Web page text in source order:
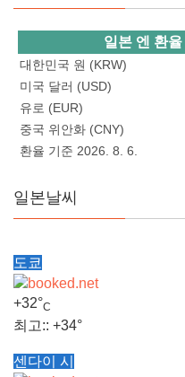
일본 엔 환율
대한민국 원 (KRW)
미국 달러 (USD)
유로 (EUR)
중국 위안화 (CNY)
환율 기준 2026. 8. 6.
일본날씨
도쿄
+32°C
최고:: +34°
최저::+25°
센다이 시